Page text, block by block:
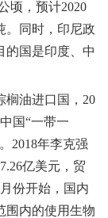
顷，预计2020
。同时，印尼政
的国是印度、中
榈油进口国，20
国“一带一
2018年李克强
亿美元，贸
份开始，国内
围内的使用生物